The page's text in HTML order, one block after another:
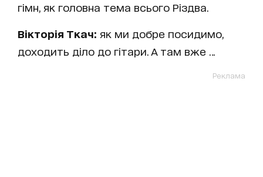
гімн, як головна тема всього Різдва.
Вікторія Ткач: як ми добре посидимо,
доходить діло до гітари. А там вже …
Реклама